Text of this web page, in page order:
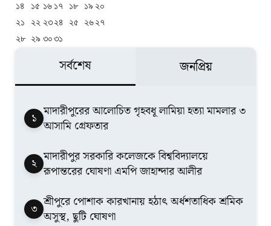
১৪
১৫ ১৬ ১৭ ১৮ ১৯ ২০
২১
২২ ২৩২৪ ২৫ ২৬২৭
২৮ ২৯ ৩০৩১
সর্বশেষ জনপ্রিয়
১ মাদারীপুরের আলোচিত গৃহবধূ লামিয়া হত্যা মামলার ৩
আসামি গ্রেফতার
২ মাদারীপুর সরকারি কলেজকে বিশ্ববিদ্যালয়ে
রূপান্তরের ঘোষণা এমপি জাহান্দার আলীর
৩ শ্রীপুরে পোশাক কারখানায় হঠাৎ অর্ধশতাধিক শ্রমিক
অসুস্থ, ছুটি ঘোষণা